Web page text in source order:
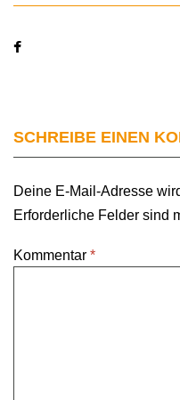
SCHREIBE EINEN
Deine E-Mail-Adresse
Erforderliche Felder sind
Kommentar *